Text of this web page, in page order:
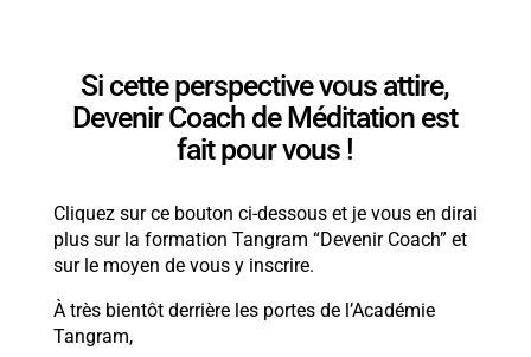
Si cette perspective vous attire,
Devenir Coach de Méditation est
fait pour vous !
Cliquez sur ce bouton ci-dessous et je vous en dirai
plus sur la formation Tangram “Devenir Coach” et
sur le moyen de vous y inscrire.
À très bientôt derrière les portes de l’Académie
Tangram,